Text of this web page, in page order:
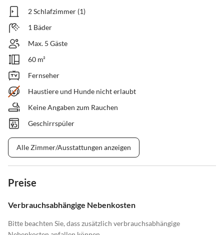
2 Schlafzimmer (1)
1 Bäder
Max. 5 Gäste
60 m²
Fernseher
Haustiere und Hunde nicht erlaubt
Keine Angaben zum Rauchen
Geschirrspüler
Alle Zimmer/Ausstattungen anzeigen
Preise
Verbrauchsabhängige Nebenkosten
Bitte beachten Sie, dass zusätzlich verbrauchsabhängige